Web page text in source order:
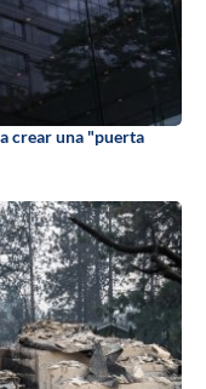
crear una "puerta